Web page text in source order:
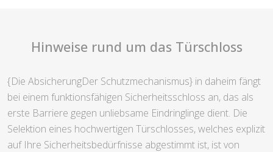
Hinweise rund um das Türschloss
{Die AbsicherungDer Schutzmechanismus} in daheim fängt
bei einem funktionsfähigen Sicherheitsschloss an, das als
erste Barriere gegen unliebsame Eindringlinge dient. Die
Selektion eines hochwertigen Türschlosses, welches explizit
auf Ihre Sicherheitsbedürfnisse abgestimmt ist, ist von